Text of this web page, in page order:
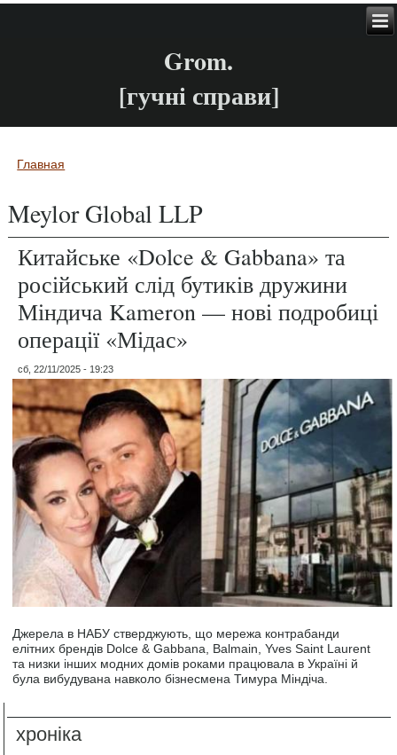
Grom.
[гучні справи]
Вы здесь
Главная
Meylor Global LLP
Китайське «Dolce & Gabbana» та
російський слід бутиків дружини
Міндича Kameron — нові подробиці
операції «Мідас»
сб, 22/11/2025 - 19:23
Джерела в НАБУ стверджують, що мережа контрабанди
елітних брендів Dolce & Gabbana, Balmain, Yves Saint Laurent
та низки інших модних домів роками працювала в Україні й
була вибудувана навколо бізнесмена Тимура Міндіча.
хроніка